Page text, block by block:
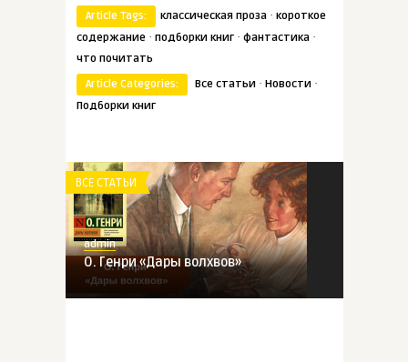
Article Tags: классическая проза · короткое
содержание · подборки книг · фантастика ·
что почитать
Article Categories:
Все статьи · Новости ·
Подборки книг
ВСЕ СТАТЬИ
admin
О. Генри «Дары волхвов»